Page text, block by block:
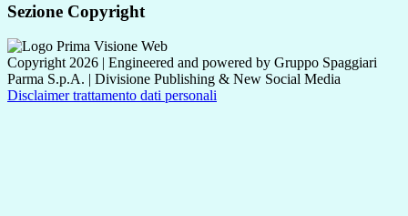
Sezione Copyright
Copyright 2026 | Engineered and powered by Gruppo Spaggiari
Parma S.p.A. | Divisione Publishing & New Social Media
Disclaimer trattamento dati personali